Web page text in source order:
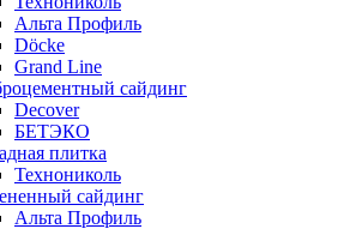
Альта Профиль
Döсkе
Grand Line
сайдинг
Decover
БЕТЭКО
плитка
Технониколь
сайдинг
Альта Профиль